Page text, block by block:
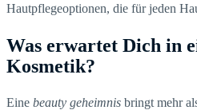
Hautpflegeoptionen, die für jeden
Was erwartet Dich in
Kosmetik?
Eine beauty geheimnis bringt mehr